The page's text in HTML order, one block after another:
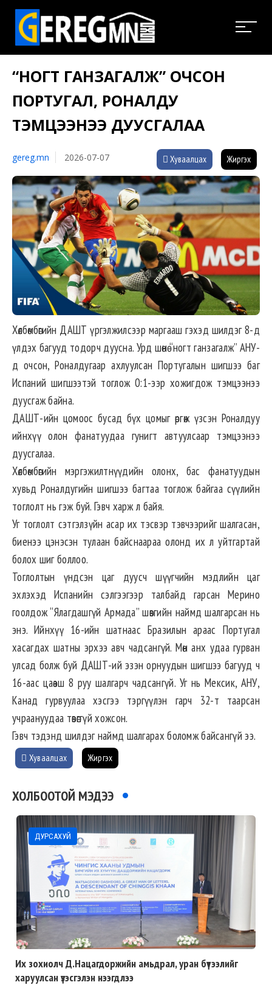
“НОГТ ГАНЗАГАЛЖ” ОЧСОН
ПОРТУГАЛ, РОНАЛДУ
ТЭМЦЭЭНЭЭ ДУУСГАЛАА
gereg.mn 2026-07-07 Хуваалцах Жиргэх
Хөлбөмбөгийн ДАШТ үргэлжилсээр маргааш гэхэд шилдэг 8-д
үлдэх багууд тодорч дуусна. Урд шөнө “ногт ганзагалж” АНУ-
д очсон, Роналдугаар ахлуулсан Португалын шигшээ баг
Испаний шигшээтэй тоглож 0:1-ээр хожигдож тэмцээнээ
дуусгаж байна.
ДАШТ-ийн цомоос бусад бүх цомыг өргөж үзсэн Роналдуу
ийнхүү олон фанатуудаа гунигт автуулсаар тэмцээнээ
дуусгалаа.
Хөлбөмбөгийн мэргэжилтнүүдийн олонх, бас фанатуудын
хувьд Роналдугийн шигшээ багтаа тоглож байгаа сүүлийн
тоглолт нь гэж буй. Гэвч харж л байя.
Уг тоглолт сэтгэлзүйн асар их тэсвэр тэвчээрийг шалгасан,
биенээ цэнэсэн тулаан байснаараа олонд их л уйтгартай
болох шиг боллоо.
Тоглолтын үндсэн цаг дуусч шүүгчийн мэдлийн цаг
эхлэхэд Испанийн сэлгээгээр талбайд гарсан Мерино
гоолдож “Ялагдашгүй Армада” шөвгийн наймд шалгарсан нь
энэ. Ийнхүү 16-ийн шатнаас Бразилын араас Португал
хасагдах шатны эрхээ авч чадсангүй. Мөн анх удаа гурван
улсад болж буй ДАШТ-ий эзэн орнуудын шигшээ багууд ч
16-аас цаөаш 8 руу шалгарч чадсангүй. Уг нь Мексик, АНУ,
Канад гурвуулаа хэсгээ тэргүүлэн гарч 32-т таарсан
учраануудаа төвөггүй хожсон.
Гэвч тэдэнд шилдэг наймд шалгарах боломж байсангүй ээ.
Хуваалцах Жиргэх
ХОЛБООТОЙ МЭДЭЭ
ДУРСАХУЙ
Их зохиолч Д.Нацагдоржийн амьдрал, уран бүтээлийг
харуулсан үзэсгэлэн нээгдлээ